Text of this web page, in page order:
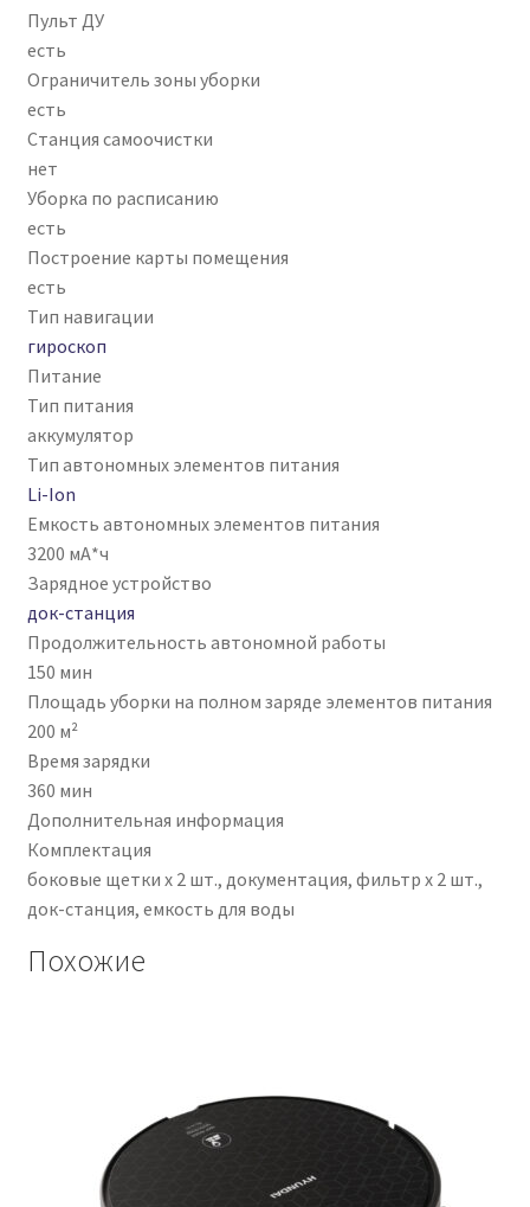
Пульт ДУ
есть
Ограничитель зоны уборки
есть
Станция самоочистки
нет
Уборка по расписанию
есть
Построение карты помещения
есть
Тип навигации
гироскоп
Питание
Тип питания
аккумулятор
Тип автономных элементов питания
Li-Ion
Емкость автономных элементов питания
3200 мА*ч
Зарядное устройство
док-станция
Продолжительность автономной работы
150 мин
Площадь уборки на полном заряде элементов питания
200 м²
Время зарядки
360 мин
Дополнительная информация
Комплектация
боковые щетки х 2 шт., документация, фильтр х 2 шт.,
док-станция, емкость для воды
Похожие